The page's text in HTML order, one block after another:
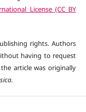
License (CC BY
rights. Authors
having to request
article was originally
.